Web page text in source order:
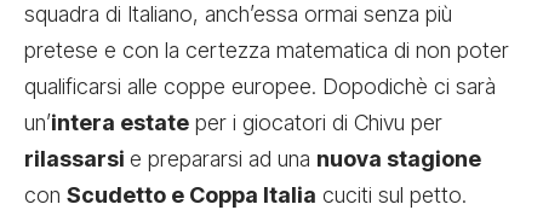
squadra di Italiano, anch’essa ormai senza più
pretese e con la certezza matematica di non poter
qualificarsi alle coppe europee. Dopodichè ci sarà
un’intera estate per i giocatori di Chivu per
rilassarsi e prepararsi ad una nuova stagione
con Scudetto e Coppa Italia cuciti sul petto.